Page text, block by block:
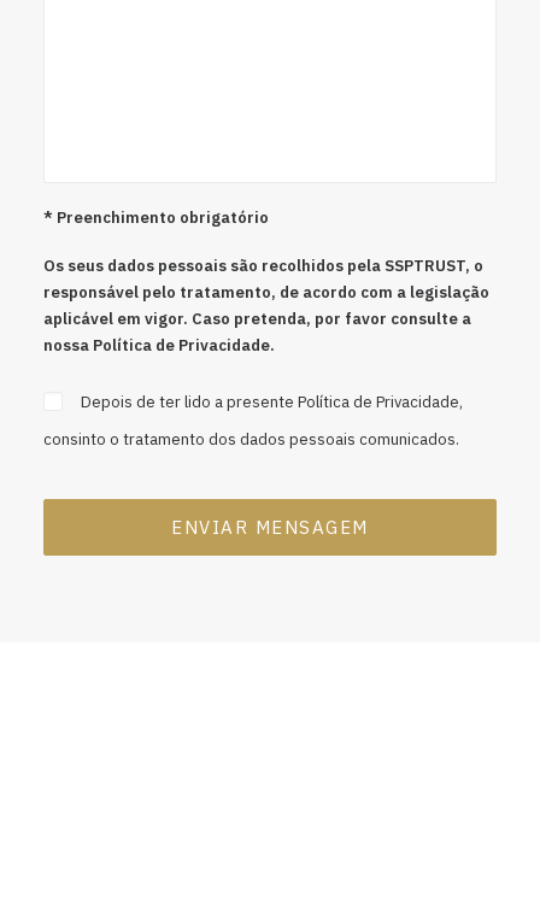
* Preenchimento obrigatório
Os seus dados pessoais são recolhidos pela SSPTRUST, o
responsável pelo tratamento, de acordo com a legislação
aplicável em vigor. Caso pretenda, por favor consulte a
nossa Política de Privacidade.
Depois de ter lido a presentePolítica de Privacidade,
consinto o tratamento dos dados pessoais comunicados.